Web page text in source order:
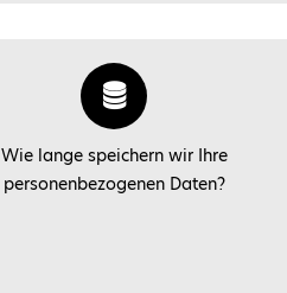
Wie lange speichern wir Ihre
personenbezogenen Daten?